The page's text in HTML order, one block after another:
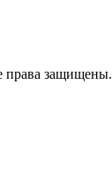
права защищены.